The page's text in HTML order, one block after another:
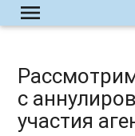
menu
с
участия